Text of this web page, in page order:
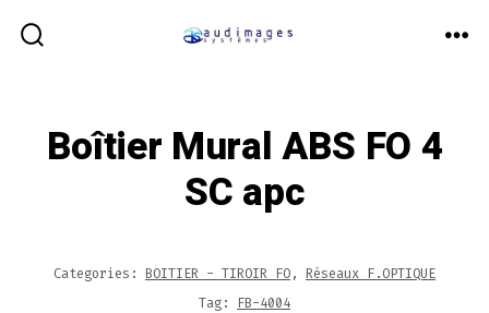
Boîtier Mural ABS FO 4
SC apc
Categories: BOITIER - TIROIR FO, Réseaux F.OPTIQUE
Tag: FB-4004